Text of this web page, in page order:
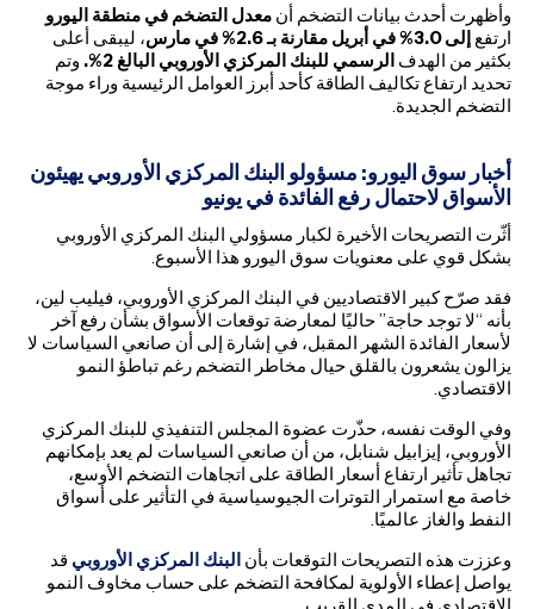
وأظهرت أحدث بيانات التضخم أنمعدل التضخم في منطقة اليورو
ارتفعإلى 3.0% في أبريل مقارنة بـ 2.6% في مارس
، ليبقى أعلى
بكثير من الهدفالرسمي للبنك المركزي الأوروبي البالغ 2%.
وتم
تحديد ارتفاع تكاليف الطاقة كأحد أبرز العوامل الرئيسية وراء موجة
التضخم الجديدة.
أخبار سوق اليورو: مسؤولو البنك المركزي الأوروبي يهيئون
الأسواق لاحتمال رفع الفائدة في يونيو
أثّرت التصريحات الأخيرة لكبار مسؤولي البنك المركزي الأوروبي
بشكل قوي على معنويات سوق اليورو هذا الأسبوع.
فقد صرّح كبير الاقتصاديين في البنك المركزي الأوروبي، فيليب لين،
بأنه “لا توجد حاجة” حاليًا لمعارضة توقعات الأسواق بشأن رفع آخر
لأسعار الفائدة الشهر المقبل، في إشارة إلى أن صانعي السياسات لا
يزالون يشعرون بالقلق حيال مخاطر التضخم رغم تباطؤ النمو
الاقتصادي.
وفي الوقت نفسه، حذّرت عضوة المجلس التنفيذي للبنك المركزي
الأوروبي، إيزابيل شنابل، من أن صانعي السياسات لم يعد بإمكانهم
تجاهل تأثير ارتفاع أسعار الطاقة على اتجاهات التضخم الأوسع،
خاصة مع استمرار التوترات الجيوسياسية في التأثير على أسواق
النفط والغاز عالميًا.
وعززت هذه التصريحات التوقعات بأن البنك المركزي الأوروبي قد
يواصل إعطاء الأولوية لمكافحة التضخم على حساب مخاوف النمو